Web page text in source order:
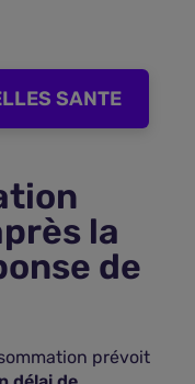
SANTE
la
de
prévoit